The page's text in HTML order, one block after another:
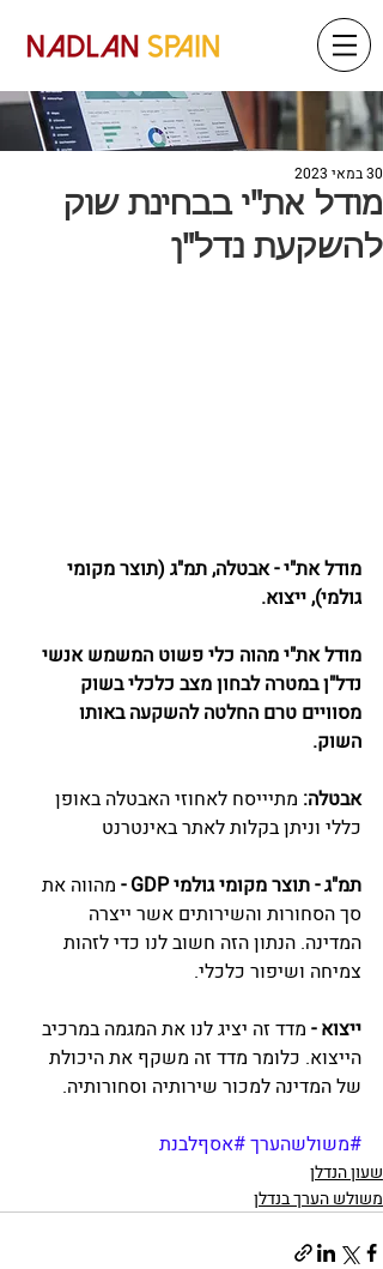
מודל את"י בבחינת שוק
להשקעת נדל"ן
30 במאי 2023
מודל את"י - אבטלה, תמ"ג (תוצר מקומי
גולמי), ייצוא.
מודל את"י מהוה כלי פשוט המשמש אנשי
נדל"ן במטרה לבחון מצב כלכלי בשוק
מסוויים טרם החלטה להשקעה באותו
השוק.
אבטלה: מתיייסח לאחוזי האבטלה באופן
כללי וניתן בקלות לאתר באינטרנט
תמ"ג - תוצר מקומי גולמי GDP -
מהווה את
סך הסחורות והשירותים אשר ייצרה
המדינה. הנתון הזה חשוב לנו כדי לזהות
צמיחה ושיפור כלכלי.
ייצוא - מדד זה יציג לנו את המגמה במרכיב
הייצוא. כלומר מדד זה משקף את היכולת
של המדינה למכור שירותיה וסחורותיה.
#משולשהערך#אסףלבנת
שעון הנדלן
משולש הערך בנדלן